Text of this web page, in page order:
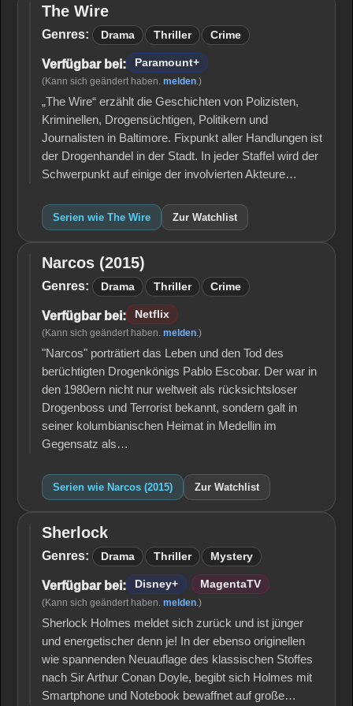
The
Wire
The Wire
Genres: Drama Thriller Crime
Verfügbar bei: Paramount+
(Kann sich geändert haben. melden.)
„The Wire“ erzählt die Geschichten von Polizisten,
Kriminellen, Drogensüchtigen, Politikern und
Journalisten in Baltimore. Fixpunkt aller Handlungen ist
der Drogenhandel in der Stadt. In jeder Staffel wird der
Schwerpunkt auf einige der involvierten Akteure…
Serien wie The Wire Zur Watchlist
Narcos
(2015)
Narcos (2015)
Genres: Drama Thriller Crime
Verfügbar bei: Netflix
(Kann sich geändert haben. melden.)
"Narcos" porträtiert das Leben und den Tod des
berüchtigten Drogenkönigs Pablo Escobar. Der war in
den 1980ern nicht nur weltweit als rücksichtsloser
Drogenboss und Terrorist bekannt, sondern galt in
seiner kolumbianischen Heimat in Medellin im
Gegensatz als…
Serien wie Narcos (2015) Zur Watchlist
Sherlock
Sherlock
Genres: Drama Thriller Mystery
Verfügbar bei: Disney+ MagentaTV
(Kann sich geändert haben. melden.)
Sherlock Holmes meldet sich zurück und ist jünger
und energetischer denn je! In der ebenso originellen
wie spannenden Neuauflage des klassischen Stoffes
nach Sir Arthur Conan Doyle, begibt sich Holmes mit
Smartphone und Notebook bewaffnet auf große…